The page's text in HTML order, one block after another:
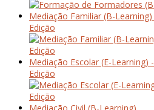
Mediação Familiar (B-Learning)
Edição
Mediação Escolar (E-Learning)
Edição